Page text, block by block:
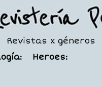
Revistas x géneros
Heroes: